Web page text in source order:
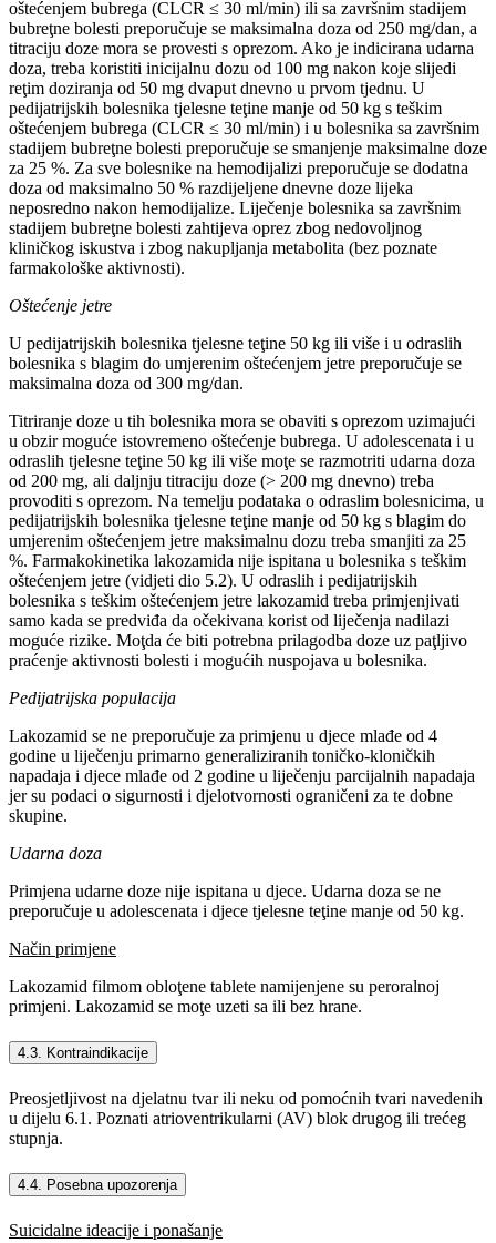
oštećenjem bubrega (CLCR ≤ 30 ml/min) ili sa završnim stadijem
bubreţne bolesti preporučuje se maksimalna doza od 250 mg/dan, a
titraciju doze mora se provesti s oprezom. Ako je indicirana udarna
doza, treba koristiti inicijalnu dozu od 100 mg nakon koje slijedi
reţim doziranja od 50 mg dvaput dnevno u prvom tjednu. U
pedijatrijskih bolesnika tjelesne teţine manje od 50 kg s teškim
oštećenjem bubrega (CLCR ≤ 30 ml/min) i u bolesnika sa završnim
stadijem bubreţne bolesti preporučuje se smanjenje maksimalne doze
za 25 %. Za sve bolesnike na hemodijalizi preporučuje se dodatna
doza od maksimalno 50 % razdijeljene dnevne doze lijeka
neposredno nakon hemodijalize. Liječenje bolesnika sa završnim
stadijem bubreţne bolesti zahtijeva oprez zbog nedovoljnog
kliničkog iskustva i zbog nakupljanja metabolita (bez poznate
farmakološke aktivnosti).
Oštećenje jetre
U pedijatrijskih bolesnika tjelesne teţine 50 kg ili više i u odraslih
bolesnika s blagim do umjerenim oštećenjem jetre preporučuje se
maksimalna doza od 300 mg/dan.
Titriranje doze u tih bolesnika mora se obaviti s oprezom uzimajući
u obzir moguće istovremeno oštećenje bubrega. U adolescenata i u
odraslih tjelesne teţine 50 kg ili više moţe se razmotriti udarna doza
od 200 mg, ali daljnju titraciju doze (> 200 mg dnevno) treba
provoditi s oprezom. Na temelju podataka o odraslim bolesnicima, u
pedijatrijskih bolesnika tjelesne teţine manje od 50 kg s blagim do
umjerenim oštećenjem jetre maksimalnu dozu treba smanjiti za 25
%. Farmakokinetika lakozamida nije ispitana u bolesnika s teškim
oštećenjem jetre (vidjeti dio 5.2). U odraslih i pedijatrijskih
bolesnika s teškim oštećenjem jetre lakozamid treba primjenjivati
samo kada se predviđa da očekivana korist od liječenja nadilazi
moguće rizike. Moţda će biti potrebna prilagodba doze uz paţljivo
praćenje aktivnosti bolesti i mogućih nuspojava u bolesnika.
Pedijatrijska populacija
Lakozamid se ne preporučuje za primjenu u djece mlađe od 4
godine u liječenju primarno generaliziranih toničko-kloničkih
napadaja i djece mlađe od 2 godine u liječenju parcijalnih napadaja
jer su podaci o sigurnosti i djelotvornosti ograničeni za te dobne
skupine.
Udarna doza
Primjena udarne doze nije ispitana u djece. Udarna doza se ne
preporučuje u adolescenata i djece tjelesne teţine manje od 50 kg.
Način primjene
Lakozamid filmom obloţene tablete namijenjene su peroralnoj
primjeni. Lakozamid se moţe uzeti sa ili bez hrane.
4.3. Kontraindikacije
Preosjetljivost na djelatnu tvar ili neku od pomoćnih tvari navedenih
u dijelu 6.1. Poznati atrioventrikularni (AV) blok drugog ili trećeg
stupnja.
4.4. Posebna upozorenja
Suicidalne ideacije i ponašanje